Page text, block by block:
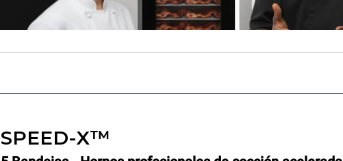
SPEED-X™